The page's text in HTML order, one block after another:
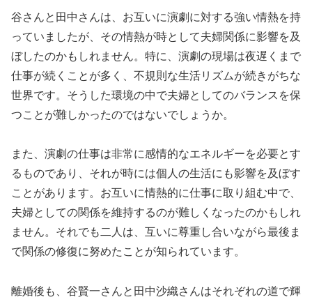
谷さんと田中さんは、お互いに演劇に対する強い情熱を持
っていましたが、その情熱が時として夫婦関係に影響を及
ぼしたのかもしれません。特に、演劇の現場は夜遅くまで
仕事が続くことが多く、不規則な生活リズムが続きがちな
世界です。そうした環境の中で夫婦としてのバランスを保
つことが難しかったのではないでしょうか。
また、演劇の仕事は非常に感情的なエネルギーを必要とす
るものであり、それが時には個人の生活にも影響を及ぼす
ことがあります。お互いに情熱的に仕事に取り組む中で、
夫婦としての関係を維持するのが難しくなったのかもしれ
ません。それでも二人は、互いに尊重し合いながら最後ま
で関係の修復に努めたことが知られています。
離婚後も、谷賢一さんと田中沙織さんはそれぞれの道で輝